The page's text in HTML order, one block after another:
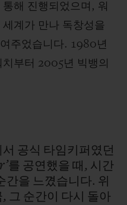
해 진행되었으며, 워
계가 만나 독창성을
주었습니다. 1980년
부터 2005년 빅뱅의
뱅 오리지널 유니코
정신을 보여줍니다. 이
모두의 본질을 지키
면서 그들을 특별하게
공식 타임키퍼였던
를 공연했을 때, 시간
간을 느꼈습니다. 위
, 그 순간이 다시 돌아